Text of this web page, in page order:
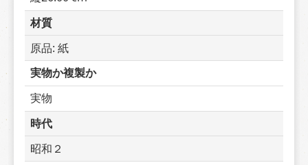
材質
原品: 紙
実物か複製か
実物
時代
昭和２